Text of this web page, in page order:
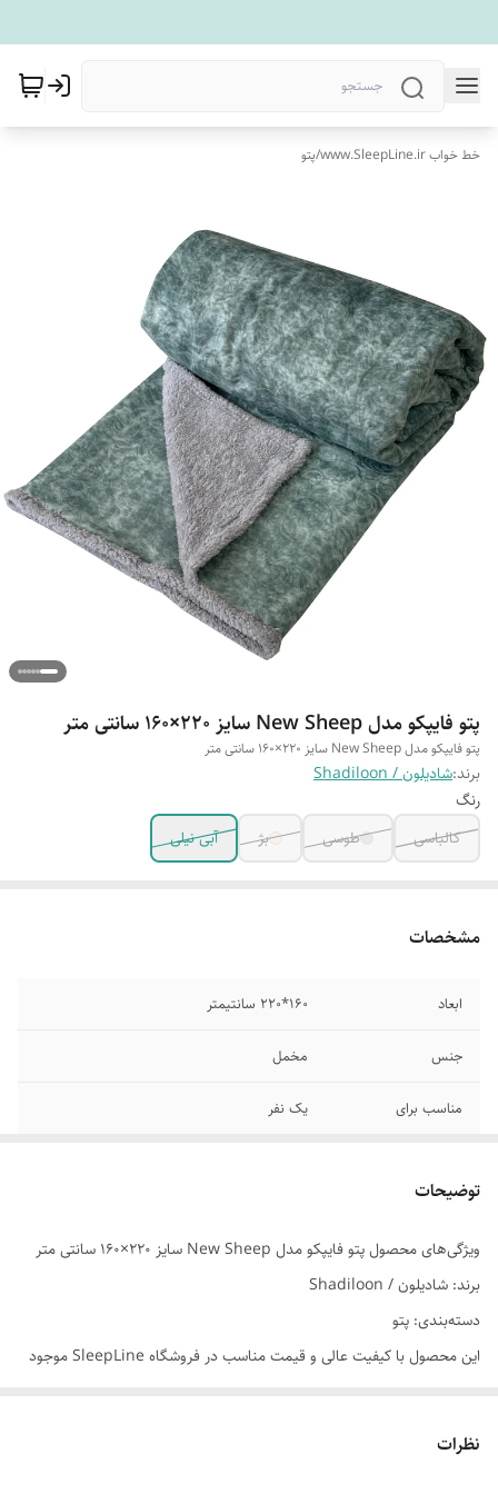
خط خواب www.SleepLine.ir /پتو
پتو فایپکو مدل New Sheep سایز 220×160 سانتی متر
پتو فایپکو مدل New Sheep سایز 220×160 سانتی متر
برند:شادیلون / Shadiloon
رنگ
کالباسی
طوسی بژ آبی نیلی
مشخصات
ابعاد 160*220 سانتیمتر
جنس مخمل
مناسب برای یک نفر
توضیحات
ویژگی‌های محصول پتو فایپکو مدل New Sheep سایز 220×160 سانتی متر
برند: شادیلون / Shadiloon
دسته‌بندی: پتو
این محصول با کیفیت عالی و قیمت مناسب در فروشگاه SleepLine موجود
نظرات